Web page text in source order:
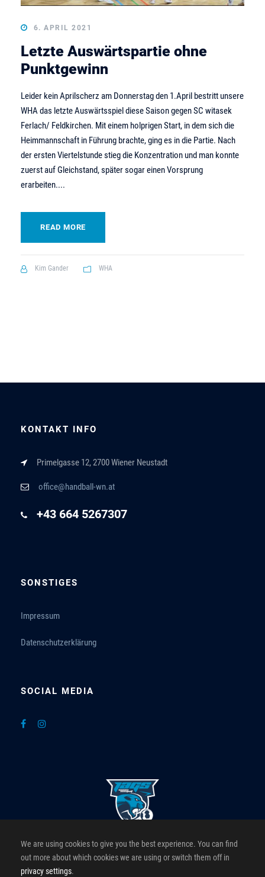
6. APRIL 2021
Letzte Auswärtspartie ohne
Punktgewinn
Leider kein Aprilscherz am Donnerstag den 1.April bestritt unsere
WHA das letzte Auswärtsspiel diese Saison gegen SC witasek
Ferlach/ Feldkirchen. Mit einem holprigen Start, in dem sich die
Heimmannschaft in Führung brachte, ging es in die Partie. Nach
der ersten Viertelstunde stieg die Konzentration und man konnte
zuerst auf Gleichstand, später sogar einen Vorsprung
erarbeiten....
READ MORE
Kim Gander WHA
KONTAKT INFO
Primelgasse 12, 2700 Wiener Neustadt
office@handball-wn.at
+43 664 5267307
SONSTIGES
Impressum
Datenschutzerklärung
SOCIAL MEDIA
Greenpower JAGS Roomz Hotels
Offizielle Website der Greenpower JAGS Roomz Hotels
We are using cookies to give you the best experience. You can find
out more about which cookies we are using or switch them off in
privacy settings.